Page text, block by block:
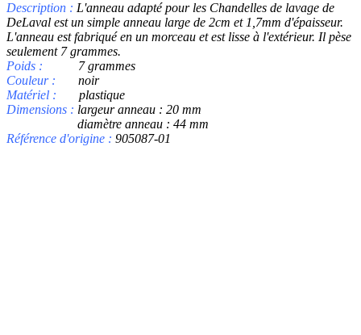
Description : L'anneau adapté pour les Chandelles de lavage de
DeLaval est un simple anneau large de 2cm et 1,7mm d'épaisseur.
L'anneau est fabriqué en un morceau et est lisse à l'extérieur. Il pèse
seulement 7 grammes.
Poids : 7 grammes
Couleur : noir
Matériel : plastique
Dimensions : largeur anneau : 20 mm
diamètre anneau : 44 mm
Référence d'origine : 905087-01